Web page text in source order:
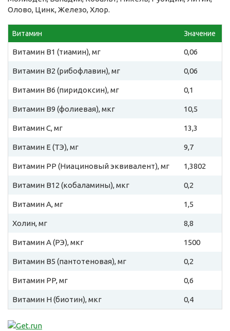
Олово, Цинк, Железо, Хлор.
Витамин Значение
Витамин B1 (тиамин), мг 0,06
Витамин B2 (рибофлавин), мг 0,06
Витамин B6 (пиридоксин), мг 0,1
Витамин B9 (фолиевая), мкг 10,5
Витамин C, мг 13,3
Витамин E (ТЭ), мг 9,7
Витамин PP (Ниациновый эквивалент), мг 1,3802
Витамин B12 (кобаламины), мкг 0,2
Витамин A, мг 1,5
Холин, мг 8,8
Витамин A (РЭ), мкг 1500
Витамин B5 (пантотеновая), мг 0,2
Витамин PP, мг 0,6
Витамин H (биотин), мкг 0,4